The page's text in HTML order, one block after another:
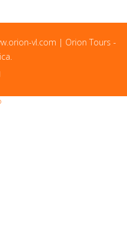
vl.com | Orion Tours -